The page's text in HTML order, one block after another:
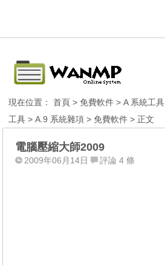
現在位置：首頁 >免費軟件 >A 系統工具
工具 >A.9 系統雜項 >免費軟件 > 正文
電腦壓縮大師2009
2009年06月14日 評論 4 條